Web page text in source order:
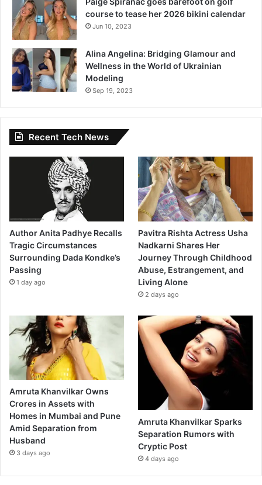
course to tease her 2026 bikini calendar
Jun 10, 2023
Alina Angelina: Bridging Glamour and
Wellness in the World of Ukrainian
Modeling
Sep 19, 2023
Recent Tech News
Author Anita Padhye Recalls
Tragic Circumstances
Surrounding Dada Kondke’s
Passing
1 day ago
Pavitra Rishta Actress Usha
Nadkarni Shares Her
Journey Through Childhood
Abuse, Estrangement, and
Living Alone
2 days ago
Amruta Khanvilkar Owns
Crores in Assets with
Homes in Mumbai and Pune
Amid Separation from
Husband
3 days ago
Amruta Khanvilkar Sparks
Separation Rumors with
Cryptic Post
4 days ago